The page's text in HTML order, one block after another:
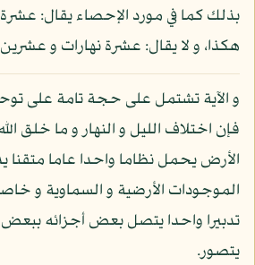
بذلك كما في مورد الإحصاء يقال:
هكذا، و لا يقال: عشرة نهارات و عشرين
و الآية تشتمل على حجة تامة على
فإن اختلاف الليل و النهار و ما خلق
الأرض يحمل نظاما واحدا عاما متقنا
الموجودات الأرضية و السماوية و
تدبيرا واحدا يتصل بعض أجزائه
يتصور.